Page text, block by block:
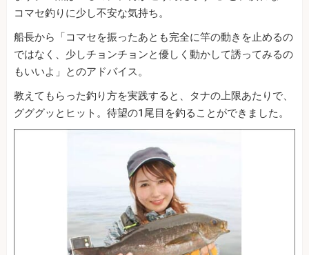
コマセ釣りに少し不安な気持ち。
船長から「コマセを振ったあとも完全に竿の動きを止めるの
ではなく、少しチョンチョンと優しく動かして誘ってみるの
もいいよ」とのアドバイス。
教えてもらった釣り方を実践すると、タナの上限あたりで、
グググッとヒット。待望の1尾目を釣ることができました。